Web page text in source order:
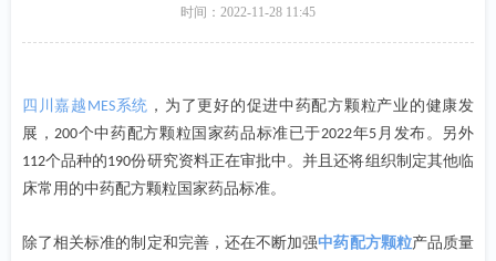
时间： 2022-11-28 11:45
四川嘉越 MES系统 ，为了更好的促进中药配方颗粒产业的健康发
展，200个中药配方颗粒国家药品标准已于2022年5 月发布。另外
112个品种的190份研究资料正在审批中。并且还将组织制定其他临
床常用的中药配方颗粒国家药品标准。
除了相关标准的制定和完善，还在不断加强中药配方颗粒产品质量